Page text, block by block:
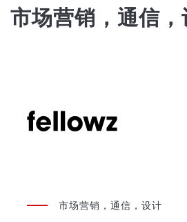
市场营销，通信，
市场营销，通信，设计